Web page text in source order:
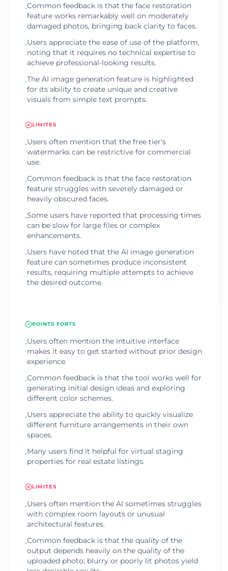
•Common feedback is that the face restoration
feature works remarkably well on moderately
damaged photos, bringing back clarity to faces.
•Users appreciate the ease of use of the platform,
noting that it requires no technical expertise to
achieve professional-looking results.
•The AI image generation feature is highlighted
for its ability to create unique and creative
visuals from simple text prompts.
LIMITES
•Users often mention that the free tier's
watermarks can be restrictive for commercial
use.
•Common feedback is that the face restoration
feature struggles with severely damaged or
heavily obscured faces.
•Some users have reported that processing times
can be slow for large files or complex
enhancements.
•Users have noted that the AI image generation
feature can sometimes produce inconsistent
results, requiring multiple attempts to achieve
the desired outcome.
POINTS FORTS
•Users often mention the intuitive interface
makes it easy to get started without prior design
experience.
•Common feedback is that the tool works well for
generating initial design ideas and exploring
different color schemes.
•Users appreciate the ability to quickly visualize
different furniture arrangements in their own
spaces.
•Many users find it helpful for virtual staging
properties for real estate listings.
LIMITES
•Users often mention the AI sometimes struggles
with complex room layouts or unusual
architectural features.
•Common feedback is that the quality of the
output depends heavily on the quality of the
uploaded photo; blurry or poorly lit photos yield